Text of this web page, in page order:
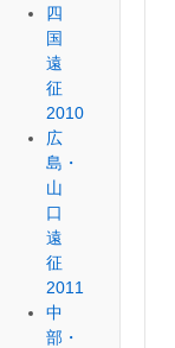
四
国
遠
征
2010
広
島・
山
口
遠
征
2011
中
部・